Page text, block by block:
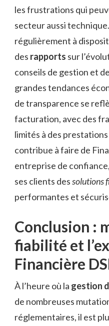
les frustrations qui
secteur aussi
régulièrement à
des rapports sur
conseils de gestion et
grandes tendances
de transparence se
facturation, avec des
limités à des
contribue à faire de
entreprise de
ses clients dessolutions
performantes et
Conclusion :
fiabilité et
Financière
À l’heure où la gestion
de nombreuses
réglementaires, il est